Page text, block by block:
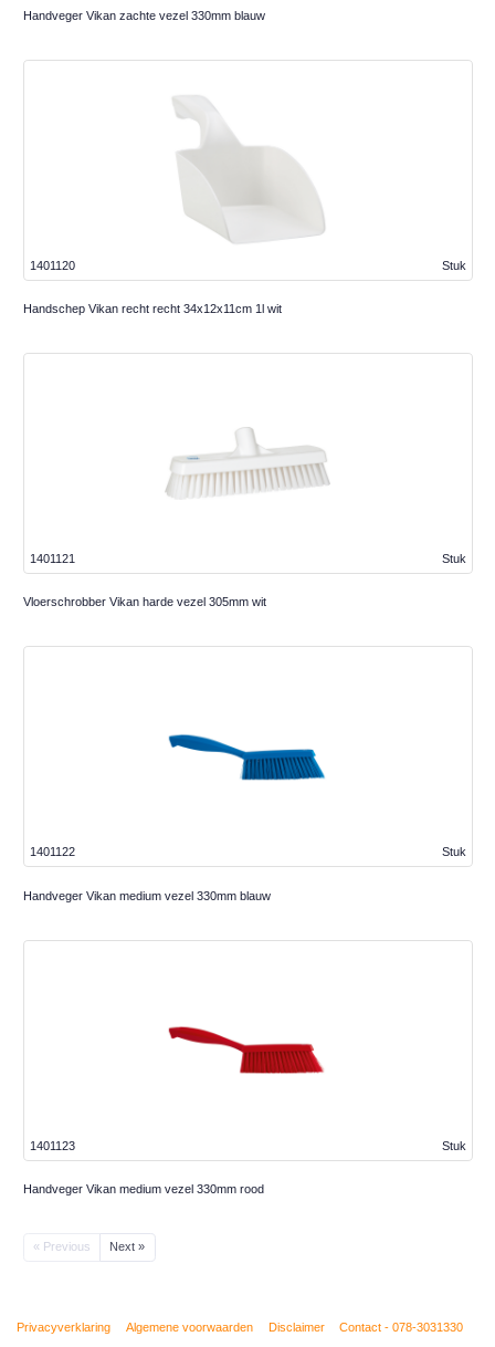
Handveger Vikan zachte vezel 330mm blauw
Stuk
1401120
Handschep Vikan recht recht 34x12x11cm 1l wit
Stuk
1401121
Vloerschrobber Vikan harde vezel 305mm wit
Stuk
1401122
Handveger Vikan medium vezel 330mm blauw
Stuk
1401123
Handveger Vikan medium vezel 330mm rood
« Previous Next »
Privacyverklaring Algemene voorwaarden Disclaimer Contact - 078-3031330